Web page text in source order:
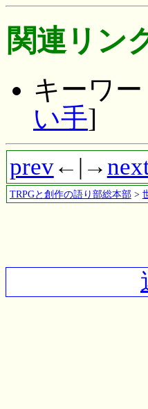
関連リン
キーワ
い手]
prev←|→
TRPGと創作の語り部総本部>